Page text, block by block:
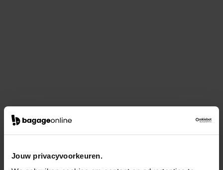
Jouw privacyvoorkeuren.